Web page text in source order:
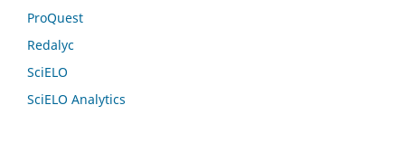
ProQuest
Redalyc
SciELO
SciELO Analytics